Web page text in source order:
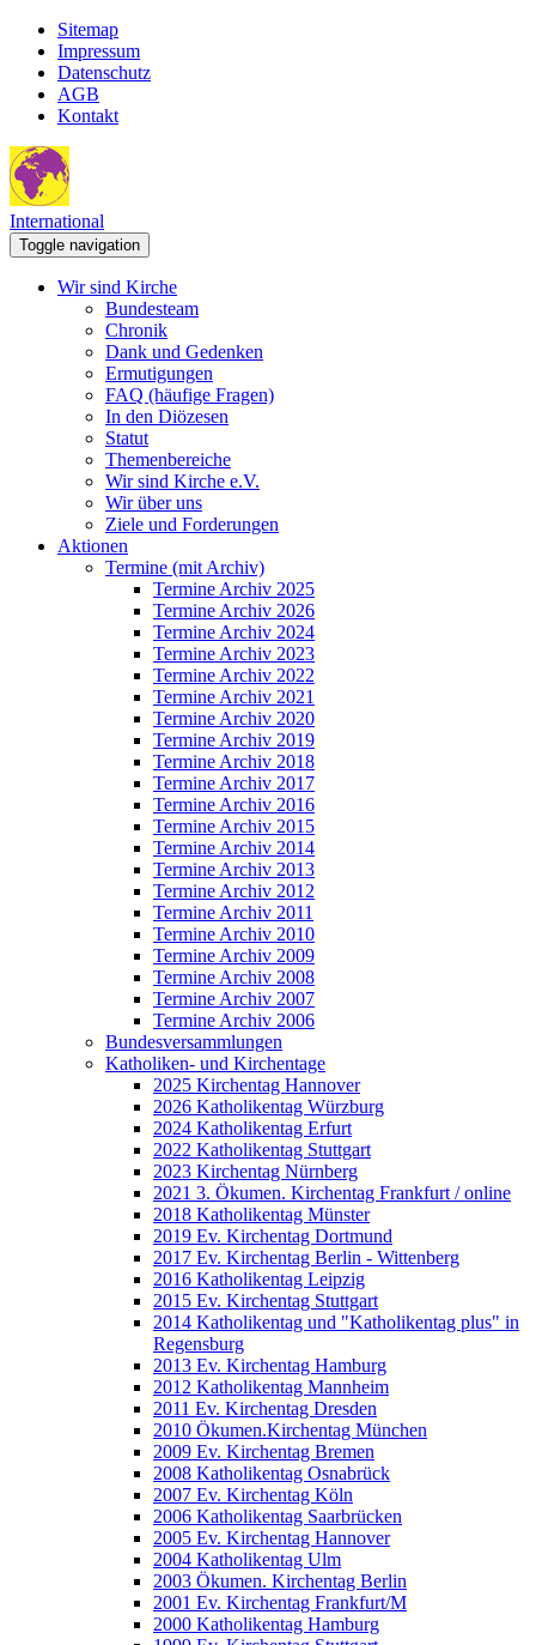
Sitemap
Impressum
Datenschutz
AGB
Kontakt
International
Toggle navigation
Wir sind Kirche
Bundesteam
Chronik
Dank und Gedenken
Ermutigungen
FAQ (häufige Fragen)
In den Diözesen
Statut
Themenbereiche
Wir sind Kirche e.V.
Wir über uns
Ziele und Forderungen
Aktionen
Termine (mit Archiv)
Termine Archiv 2025
Termine Archiv 2026
Termine Archiv 2024
Termine Archiv 2023
Termine Archiv 2022
Termine Archiv 2021
Termine Archiv 2020
Termine Archiv 2019
Termine Archiv 2018
Termine Archiv 2017
Termine Archiv 2016
Termine Archiv 2015
Termine Archiv 2014
Termine Archiv 2013
Termine Archiv 2012
Termine Archiv 2011
Termine Archiv 2010
Termine Archiv 2009
Termine Archiv 2008
Termine Archiv 2007
Termine Archiv 2006
Bundesversammlungen
Katholiken- und Kirchentage
2025 Kirchentag Hannover
2026 Katholikentag Würzburg
2024 Katholikentag Erfurt
2022 Katholikentag Stuttgart
2023 Kirchentag Nürnberg
2021 3. Ökumen. Kirchentag Frankfurt / online
2018 Katholikentag Münster
2019 Ev. Kirchentag Dortmund
2017 Ev. Kirchentag Berlin - Wittenberg
2016 Katholikentag Leipzig
2015 Ev. Kirchentag Stuttgart
2014 Katholikentag und "Katholikentag plus" in
Regensburg
2013 Ev. Kirchentag Hamburg
2012 Katholikentag Mannheim
2011 Ev. Kirchentag Dresden
2010 Ökumen.Kirchentag München
2009 Ev. Kirchentag Bremen
2008 Katholikentag Osnabrück
2007 Ev. Kirchentag Köln
2006 Katholikentag Saarbrücken
2005 Ev. Kirchentag Hannover
2004 Katholikentag Ulm
2003 Ökumen. Kirchentag Berlin
2001 Ev. Kirchentag Frankfurt/M
2000 Katholikentag Hamburg